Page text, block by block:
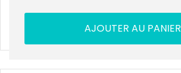
AJOUTER AU PANIER